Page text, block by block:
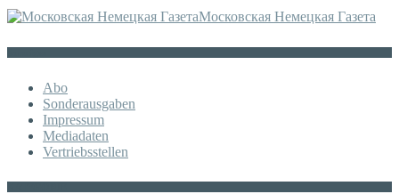
Московская Немецкая Газета
Abo
Sonderausgaben
Impressum
Mediadaten
Vertriebsstellen